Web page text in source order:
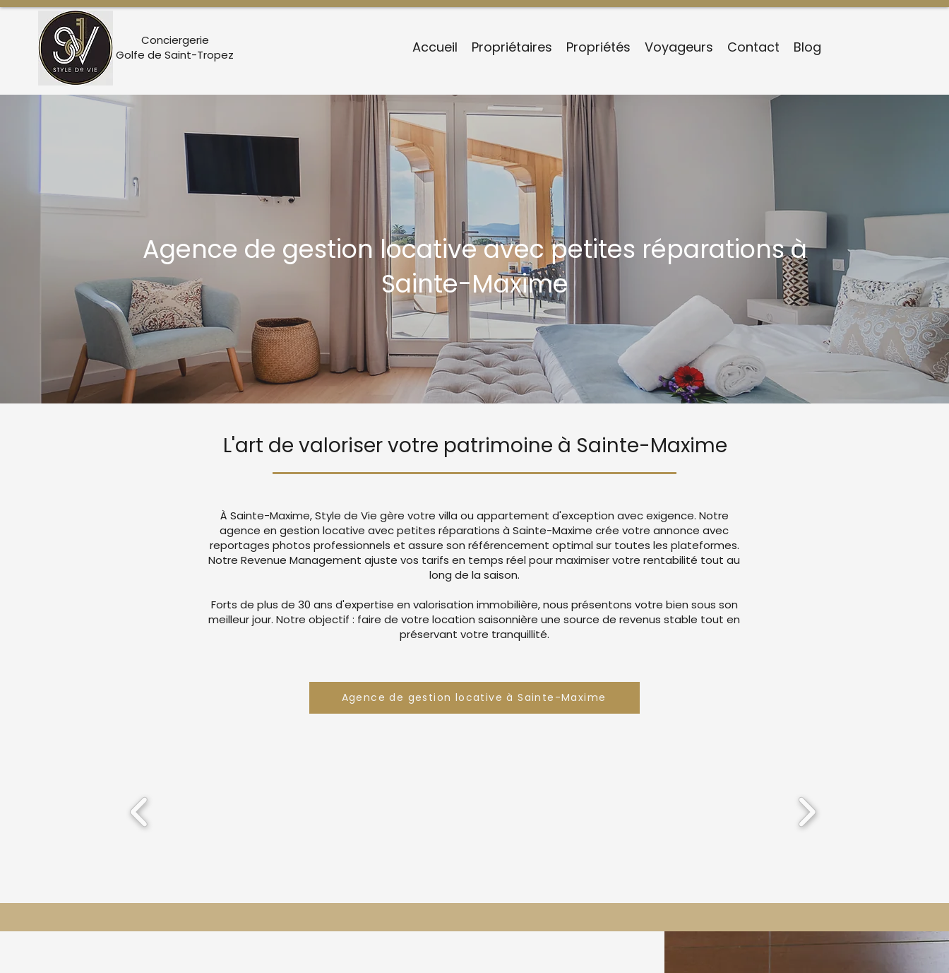
Conciergerie
Golfe de Saint-Tropez
Accueil Propriétaires Propriétés Voyageurs Contact Blog
Agence de gestion locative avec petites réparations à
Sainte-Maxime
L'art de valoriser votre patrimoine à Sainte-Maxime
À Sainte-Maxime, Style de Vie gère votre villa ou appartement d'exception avec exigence. Notre
agence en gestion locative avec petites réparations à Sainte-Maxime crée votre annonce avec
reportages photos professionnels et assure son référencement optimal sur toutes les plateformes.
Notre Revenue Management ajuste vos tarifs en temps réel pour maximiser votre rentabilité tout au
long de la saison.
Forts de plus de 30 ans d'expertise en valorisation immobilière, nous présentons votre bien sous son
meilleur jour. Notre objectif : faire de votre location saisonnière une source de revenus stable tout en
préservant votre tranquillité.
Agence de gestion locative à Sainte-Maxime